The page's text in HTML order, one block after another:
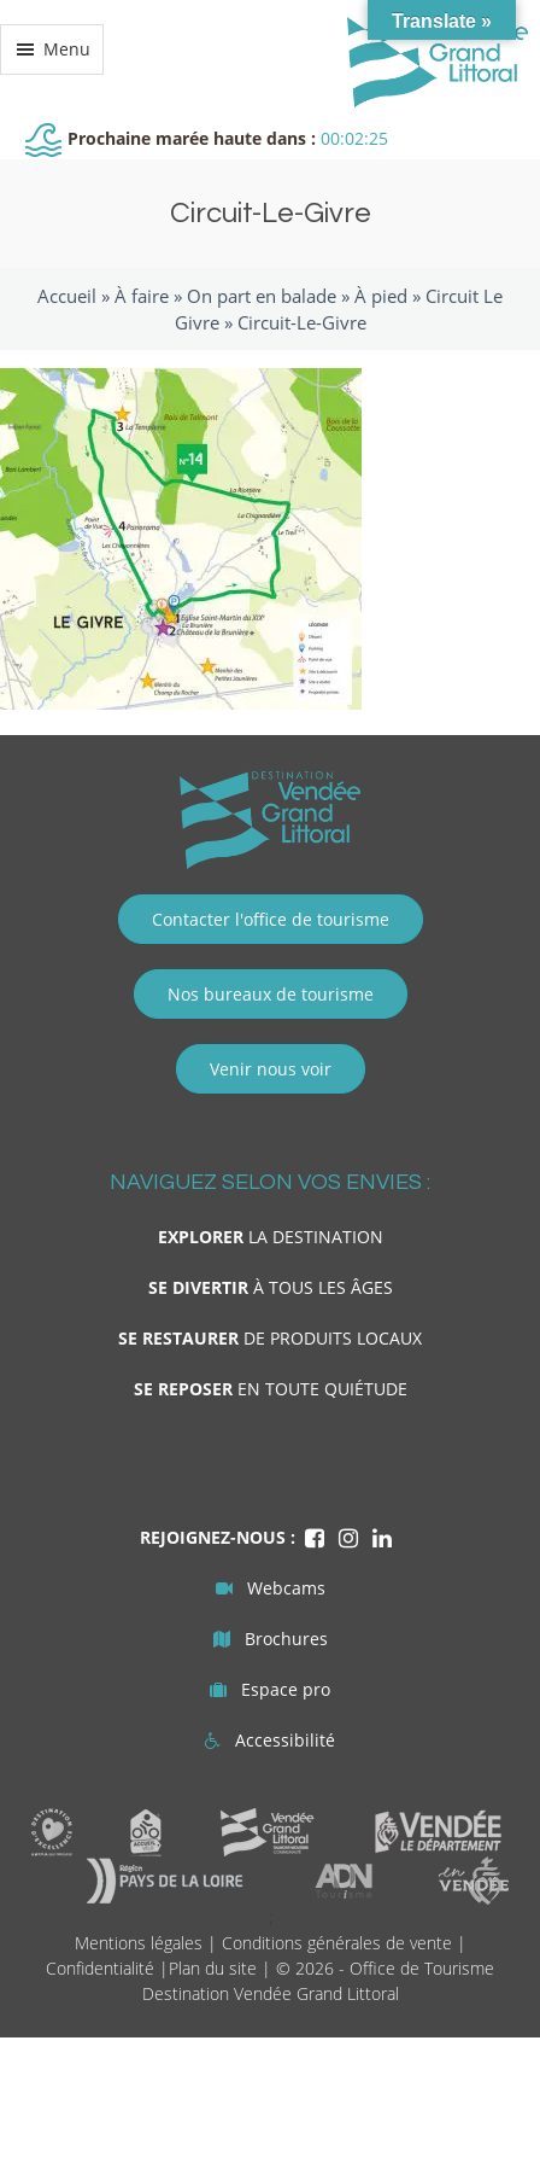
Menu
Prochaine marée haute dans : 00:02:24
Circuit-Le-Givre
Accueil » À faire » On part en balade » À pied » Circuit Le
Givre» Circuit-Le-Givre
Contacter l'office de tourisme
Nos bureaux de tourisme
Venir nous voir
NAVIGUEZ SELON VOS ENVIES :
EXPLORERLA DESTINATION
SE DIVERTIRÀ TOUS LES ÂGES
SE RESTAURER DE PRODUITS LOCAUX
SE REPOSEREN TOUTE QUIÉTUDE
REJOIGNEZ-NOUS :
Webcams
Brochures
Espace pro
Accessibilité
Mentions légales | Conditions générales de vente |
Confidentialité | Plan du site | © 2026 - Office de Tourisme
Destination Vendée Grand Littoral
Translate »